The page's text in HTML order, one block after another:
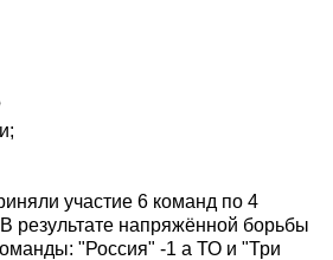
участие 6 команд по 4
результате напряжённой борьбы
"Россия" -1 а ТО и "Три